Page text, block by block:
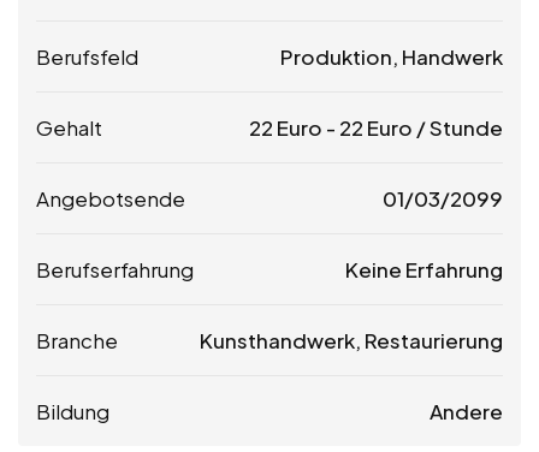
Berufsfeld Produktion, Handwerk
Gehalt 22 Euro - 22 Euro / Stunde
Angebotsende 01/03/2099
Berufserfahrung Keine Erfahrung
Branche Kunsthandwerk, Restaurierung
Bildung Andere